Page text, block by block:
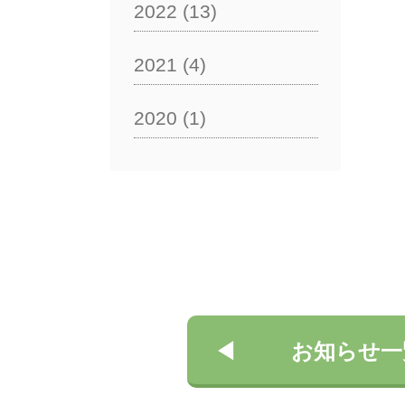
2022 (13)
2021 (4)
2020 (1)
お知らせ